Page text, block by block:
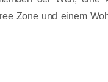
Zone und einem